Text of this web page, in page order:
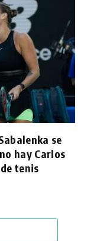
se
hay Carlos
tenis